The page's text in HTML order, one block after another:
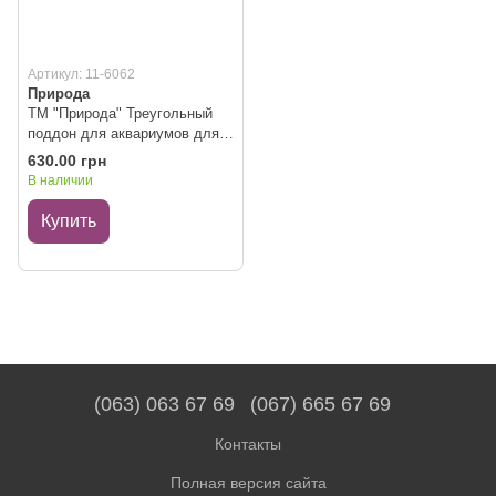
Артикул: 11-6062
Природа
ТМ "Природа" Треугольный
поддон для аквариумов для
рыбок
630.00 грн
В наличии
Купить
(063) 063 67 69 (067) 665 67 69
Контакты
Полная версия сайта